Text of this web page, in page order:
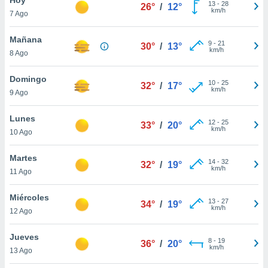
en
más
nuestra
de
cookies
aceptar
7 Ago
26° / 12° 13- 28
km/h
Mañana
8 Ago
30° / 13° 9- 21
km/h
Domingo
9 Ago
32° / 17° 10- 25
km/h
Lunes
10 Ago
33° / 20° 12- 25
km/h
Martes
11 Ago
32° / 19° 14- 32
km/h
Miércoles
12 Ago
34° / 19° 13- 27
km/h
Jueves
13 Ago
36° / 20° 8- 19
km/h